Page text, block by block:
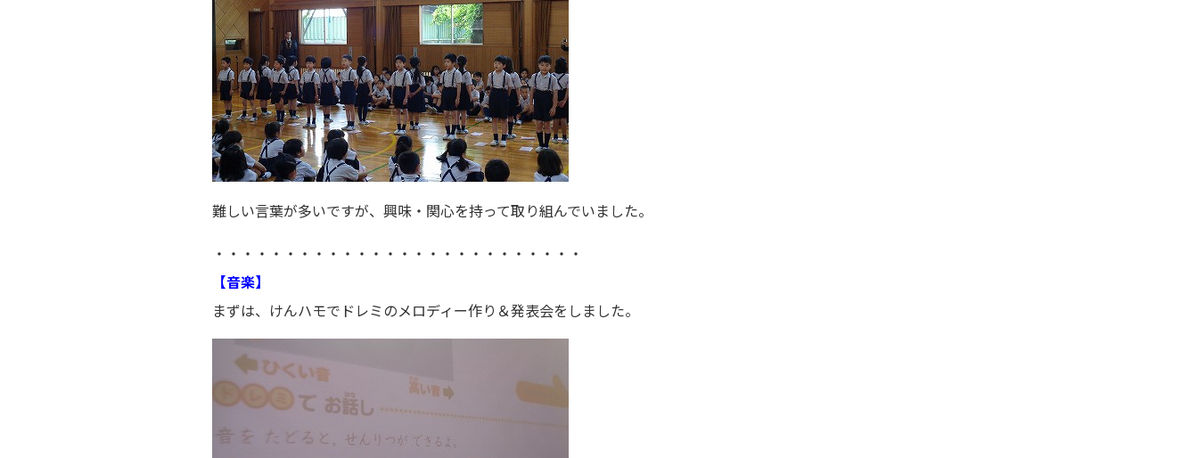
難しい言葉が多いですが、興味・関心を持って取り組んでいました。
・・・・・・・・・・・・・・・・・・・・・・・・・・
【音楽】
まずは、けんハモでドレミのメロディー作り＆発表会をしました。